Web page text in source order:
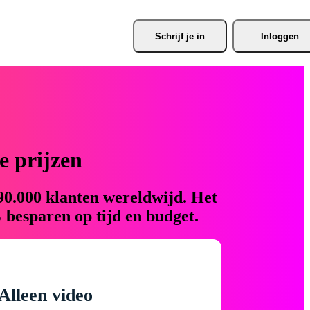
Schrijf je in Inloggen
prijzen
klanten wereldwijd. Het
op tijd en budget.
video